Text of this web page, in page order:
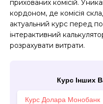
прихованих комісій.
кордоном, де комісія
актуальний курс перед
інтерактивний
розрахувати витрати.
Курс Інших
Курс Долара Монобанк